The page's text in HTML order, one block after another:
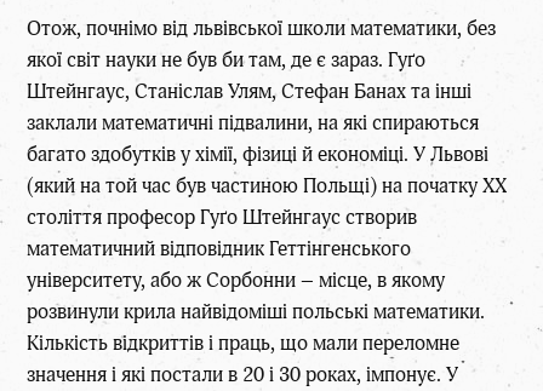
Отож, почнімо від львівської школи математики, без
якої світ науки не був би там, де є зараз. Гуґо
Штейнгаус, Станіслав Улям, Стефан Банах та інші
заклали математичні підвалини, на які спираються
багато здобутків у хімії, фізиці й економіці. У Львові
(який на той час був частиною Польщі) на початку XX
століття професор Гуґо Штейнгаус створив
математичний відповідник Геттінгенського
університету, або ж Сорбонни – місце, в якому
розвинули крила найвідоміші польські математики.
Кількість відкриттів і праць, що мали переломне
значення і які постали в 20 і 30 роках, імпонує. У